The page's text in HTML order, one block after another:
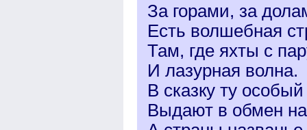
За горами, за
Есть волшебная
Там, где яхты с
И лазурная волна.
В сказку ту
Выдают в обмен